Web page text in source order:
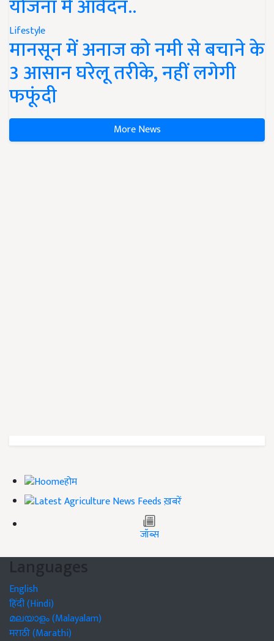
योजना में आवेदन..
Lifestyle
मानसून में अनाज को नमी से बचाने के
3 आसान घरेलू तरीके, नहीं लगेगी
फफूंदी
More News
होम
ख़बरें
जॉब्स
Languages
English
हिंदी (Hindi)
മലയാളം (Malayalam)
मराठी (Marathi)